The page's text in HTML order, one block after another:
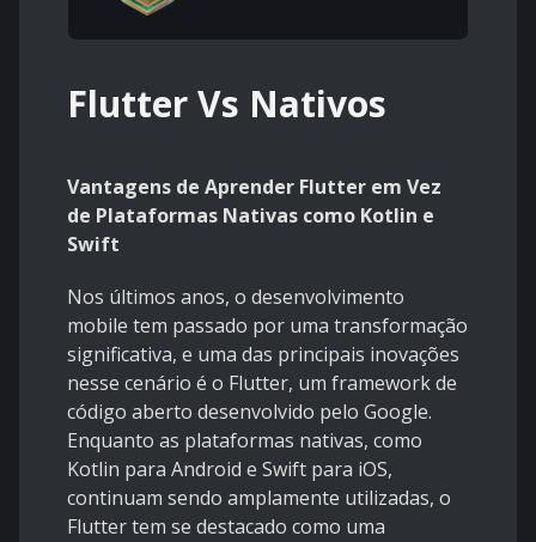
Flutter Vs Nativos
Vantagens de Aprender Flutter em Vez
de Plataformas Nativas como Kotlin e
Swift
Nos últimos anos, o desenvolvimento
mobile tem passado por uma transformação
significativa, e uma das principais inovações
nesse cenário é o Flutter, um framework de
código aberto desenvolvido pelo Google.
Enquanto as plataformas nativas, como
Kotlin para Android e Swift para iOS,
continuam sendo amplamente utilizadas, o
Flutter tem se destacado como uma